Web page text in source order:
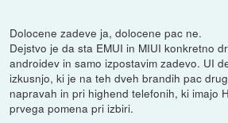
Dolocene zadeve ja, dolocene pac ne.
Dejstvo je da sta EMUI in MIUI konkretno
androidev in samo izpostavim zadevo. UI
izkusnjo, ki je na teh dveh brandih pac
napravah in pri highend telefonih, ki imajo
prvega pomena pri izbiri.